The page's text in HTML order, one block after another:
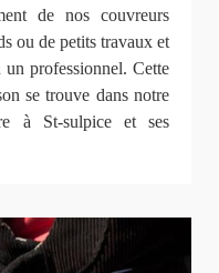
de nos couvreurs
ou de petits travaux et
professionnel. Cette
se trouve dans notre
à St-sulpice et ses